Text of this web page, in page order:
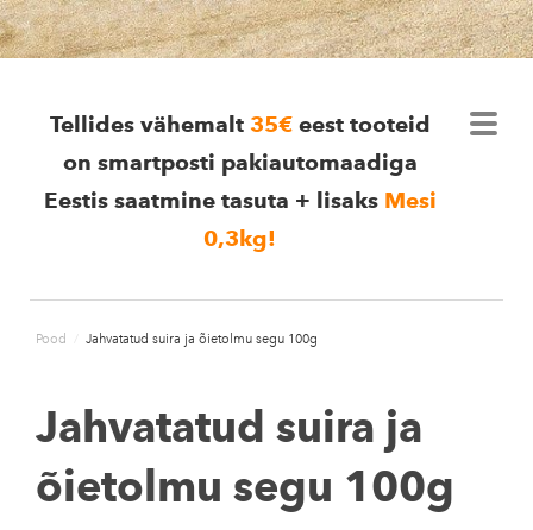
Tellides vähemalt 35€ eest tooteid
on smartposti pakiautomaadiga
Eestis saatmine tasuta + lisaks Mesi
0,3kg!
Pood Jahvatatud suira ja õietolmu segu 100g
Jahvatatud suira ja
õietolmu segu 100g